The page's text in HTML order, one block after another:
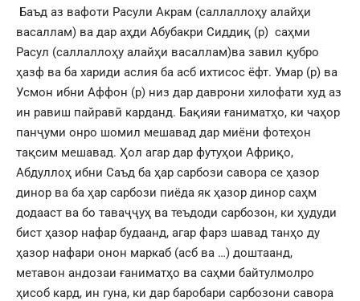
Баъд аз вафоти Расули Акрам (саллаллоҳу алайҳи
васаллам) ва дар аҳди Абубакри Сиддиқ (р) саҳми
Расул (саллаллоҳу алайҳи васаллам)ва завил қубро
ҳазф ва ба хариди аслия ба асб ихтисос ёфт. Умар (р) ва
Усмон ибни Аффон (р) низ дар даврони хилофати худ аз
ин равиш пайравӣ карданд. Бақияи ғаниматҳо, ки чаҳор
панҷуми онро шомил мешавад дар миёни фотеҳон
тақсим мешавад. Ҳол агар дар футуҳои Африқо,
Абдуллоҳ ибни Саъд ба ҳар сарбози савора се ҳазор
динор ва ба ҳар сарбози пиёда як ҳазор динор саҳм
додааст ва бо таваҷҷуҳ ва теъдоди сарбозон, ки ҳудуди
бист ҳазор нафар будаанд, агар фарз шавад танҳо ду
ҳазор нафари онон маркаб (асб ва …) доштаанд,
метавон андозаи ғаниматҳо ва саҳми байтулмолро
ҳисоб кард, ин гуна, ки дар баробари сарбозони савора